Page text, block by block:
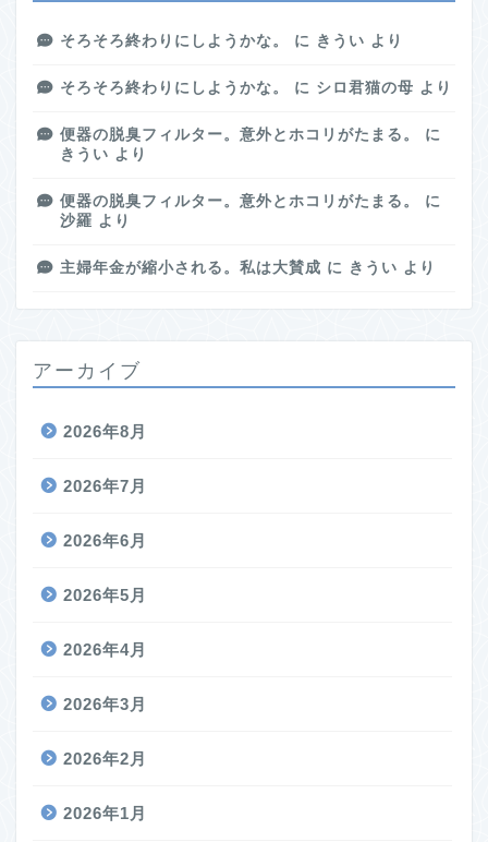
そろそろ終わりにしようかな。 に きうい より
そろそろ終わりにしようかな。 に シロ君猫の母 より
便器の脱臭フィルター。意外とホコリがたまる。
に
きうい より
便器の脱臭フィルター。意外とホコリがたまる。
に
沙羅 より
主婦年金が縮小される。私は大賛成 に きうい より
アーカイブ
2026年8月
2026年7月
2026年6月
2026年5月
2026年4月
2026年3月
2026年2月
2026年1月